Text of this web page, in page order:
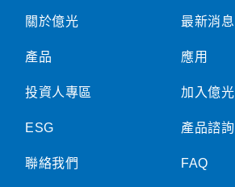
關於億光
產品
投資人專區
ESG
聯絡我們
最新消息
應用
加入億光
產品諮詢
FAQ